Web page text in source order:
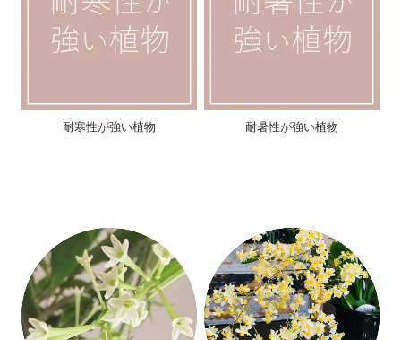
耐寒性が強い植物 耐暑性が強い植物